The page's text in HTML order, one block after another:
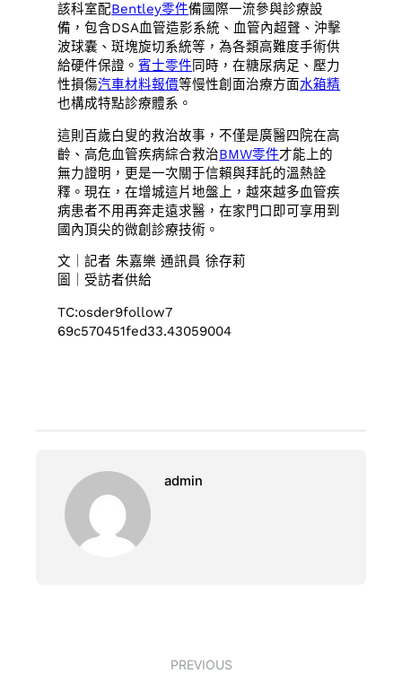
該科室配Bentley零件備國際一流參與診療設
備，包含DSA血管造影系統、血管內超聲、沖擊
波球囊、斑塊旋切系統等，為各類高難度手術供
給硬件保證。賓士零件同時，在糖尿病足、壓力
性損傷汽車材料報價等慢性創面治療方面水箱精
也構成特點診療體系。
這則百歲白叟的救治故事，不僅是廣醫四院在高
齡、高危血管疾病綜合救治BMW零件才能上的
無力證明，更是一次關于信賴與拜託的溫熱詮
釋。現在，在增城這片地盤上，越來越多血管疾
病患者不用再奔走遠求醫，在家門口即可享用到
國內頂尖的微創診療技術。
文｜記者 朱嘉樂 通訊員 徐存莉
圖｜受訪者供給
TC:osder9follow7
69c570451fed33.43059004
admin
PREVIOUS